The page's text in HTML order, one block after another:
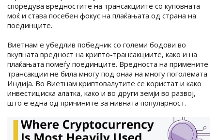
споредува вредностите на трансакциите со куповната
моќ и става посебен фокус на плаќањата од страна на
поединците.
Виетнам е убедлив победник со големи бодови во
вкупната вредност на крипто-трансакциите, како и на
плаќањата помеѓу поединците. Вредноста на примените
трансакции не била многу под онаа на многу поголемата
Индија. Во Виетнам криптовалутите се користат и како
инвестициска алатка, како и во други земји во развој,
што е една од причините за нивната популарност.